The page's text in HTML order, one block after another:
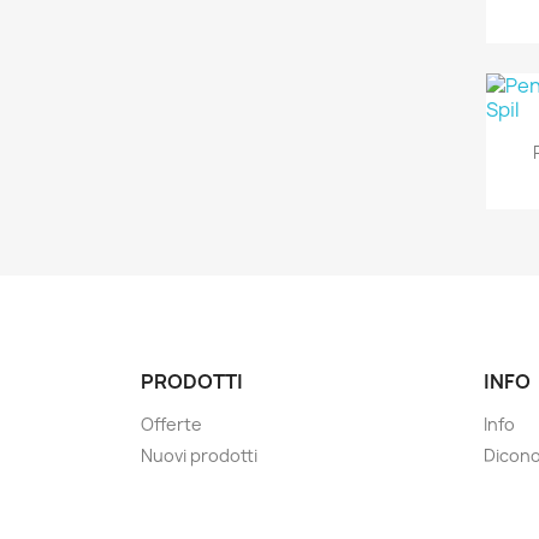
PRODOTTI
Offerte
Nuovi prodotti
INFO
Info